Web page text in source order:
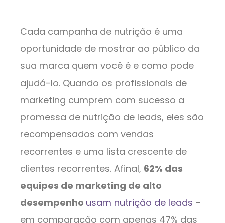
Cada campanha de nutrição é uma
oportunidade de mostrar ao público da
sua marca quem você é e como pode
ajudá-lo. Quando os profissionais de
marketing cumprem com sucesso a
promessa de nutrição de leads, eles são
recompensados ​​com vendas
recorrentes e uma lista crescente de
clientes recorrentes. Afinal, 62% das
equipes de marketing de alto
desempenho usam nutrição de leads –
em comparação com apenas 47% das